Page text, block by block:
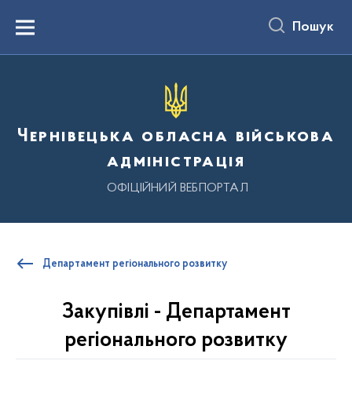
вмістуMenu Пошук
Чернівецька обласна військова
адміністрація
ОФІЦІЙНИЙ ВЕБПОРТАЛ
Департамент регіонального розвитку
Закупівлі - Департамент
регіонального розвитку